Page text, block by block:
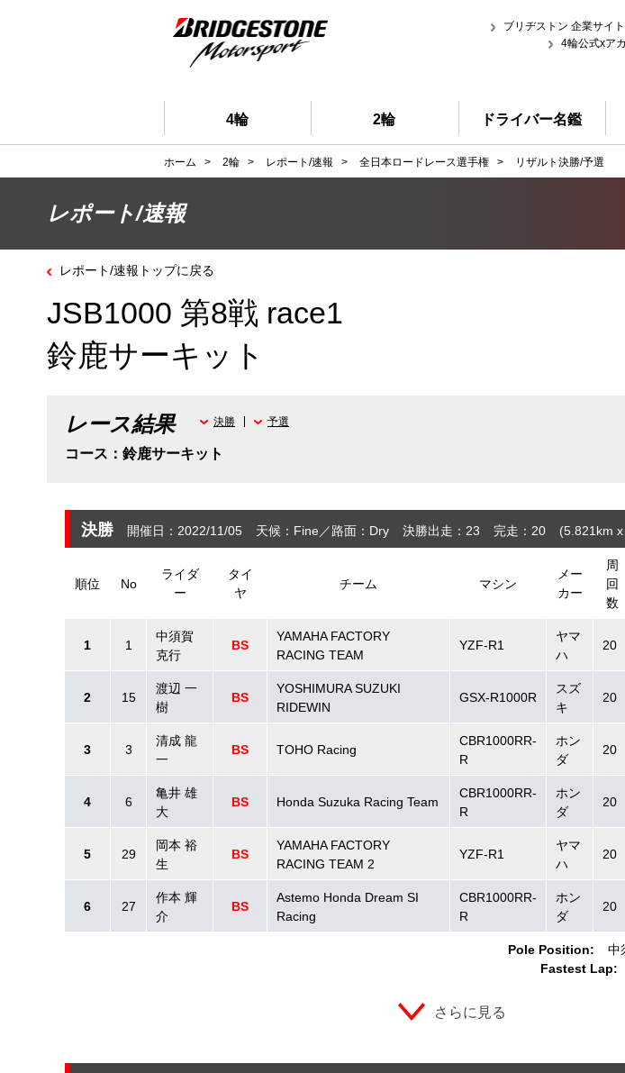
ブリヂストン 企業サイト
4輪公式xア
4輪 2輪 ドライバー名鑑
ホーム > 2輪 > レポート/速報 > 全日本ロードレース選手権 > リザルト決勝/予選
レポート/速報
レポート/速報トップに戻る
JSB1000 第8戦 race1
鈴鹿サーキット
レース結果
コース：鈴鹿サーキット
決勝 予選
決勝 開催日：2022/11/05 天候：Fine 路面：Dry 決勝出走：23 完走：20 (5.821 km
順位 No
ライダ
ー
タイ
ヤ
チーム マシン
メー
カー
周
回
数
Pole Position: 中
Fastest Lap:
1 1
中須賀
克行
BS
YAMAHA FACTORY
RACING TEAM
YZF-R1
ヤマ
ハ
20
2 15
渡辺 一
樹
BS
YOSHIMURA SUZUKI
RIDEWIN
GSX-R1000R
スズ
キ
20
3 3
清成 龍
一
BS TOHO Racing
CBR1000RR-
R
ホン
ダ
20
4 6
亀井 雄
大
BS Honda Suzuka Racing Team
CBR1000RR-
R
ホン
ダ
20
5 29
岡本 裕
生
BS
YAMAHA FACTORY
RACING TEAM 2
YZF-R1
ヤマ
ハ
20
6 27
作本 輝
介
BS
Astemo Honda Dream SI
Racing
CBR1000RR-
R
ホン
ダ
20
さらに見る